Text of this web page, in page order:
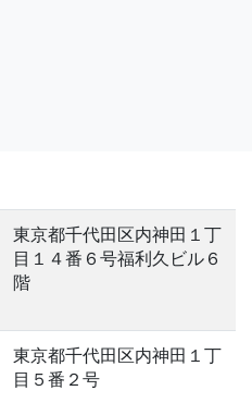
東京都千代田区内神田１丁
目１４番６号福利久ビル６
階
東京都千代田区内神田１丁
目５番２号